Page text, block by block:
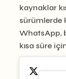
kaynaklar
sürümlerde
WhatsApp,
kısa süre